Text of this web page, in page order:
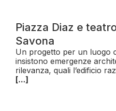
Piazza Diaz e
Savona
Un progetto per un luogo
insistono emergenze
rilevanza, quali l’edificio
[...]